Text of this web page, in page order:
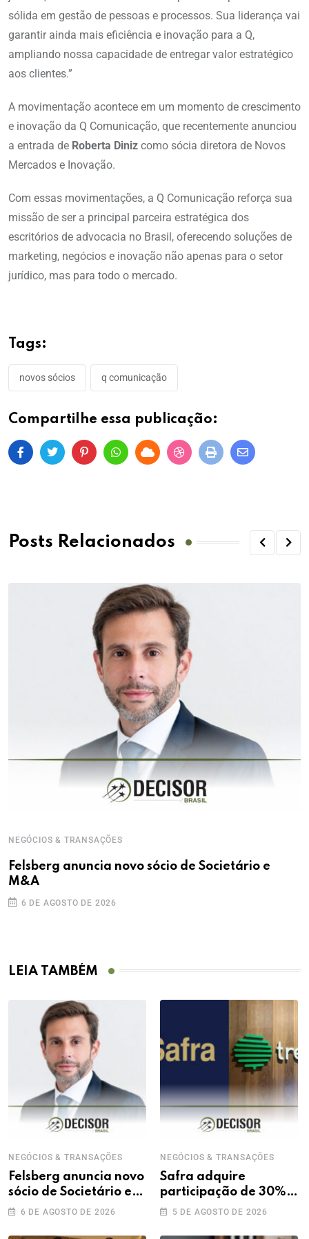
sólida em gestão de pessoas e processos. Sua liderança vai
garantir ainda mais eficiência e inovação para a Q,
ampliando nossa capacidade de entregar valor estratégico
aos clientes.”
A movimentação acontece em um momento de crescimento
e inovação da Q Comunicação, que recentemente anunciou
a entrada de Roberta Diniz como sócia diretora de Novos
Mercados e Inovação.
Com essas movimentações, a Q Comunicação reforça sua
missão de ser a principal parceira estratégica dos
escritórios de advocacia no Brasil, oferecendo soluções de
marketing, negócios e inovação não apenas para o setor
jurídico, mas para todo o mercado.
Tags:
novos sócios q comunicação
Compartilhe essa publicação:
Posts Relacionados
NEGÓCIOS & TRANSAÇÕES
Felsberg anuncia novo sócio de Societário e
M&A
6 DE AGOSTO DE 2026
LEIA TAMBÉM
NEGÓCIOS & TRANSAÇÕES
Felsberg anuncia novo
sócio de Societário e
M&A
6 DE AGOSTO DE 2026
NEGÓCIOS & TRANSAÇÕES
Safra adquire
participação de 30%
na Treecorp
5 DE AGOSTO DE 2026